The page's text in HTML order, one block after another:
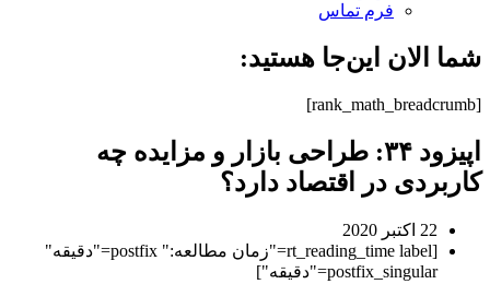
فرم تماس
شما الان این‌جا هستید:
[rank_math_breadcrumb]
اپیزود ۳۴: طراحی بازار و مزایده چه
کاربردی در اقتصاد دارد؟
22 اکتبر 2020
[rt_reading_time label="زمان مطالعه:" postfix="دقیقه"
postfix_singular="دقیقه"]